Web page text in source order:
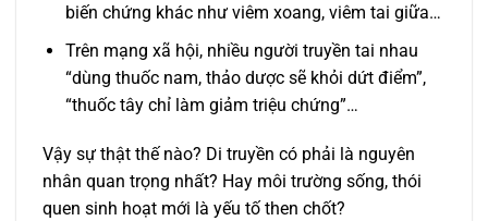
biến chứng khác như viêm xoang, viêm tai giữa…
Trên mạng xã hội, nhiều người truyền tai nhau
“dùng thuốc nam, thảo dược sẽ khỏi dứt điểm”,
“thuốc tây chỉ làm giảm triệu chứng”…
Vậy sự thật thế nào? Di truyền có phải là nguyên
nhân quan trọng nhất? Hay môi trường sống, thói
quen sinh hoạt mới là yếu tố then chốt?